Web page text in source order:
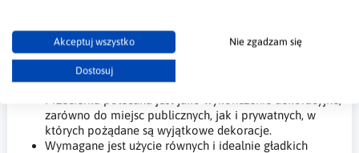
Akceptuj wszystko Nie zgadzam się
Dostosuj
retencję kurzu.
Zastosowanie Pearl:
zarówno do miejsc publicznych, jak i prywatnych, w
których pożądane są wyjątkowe dekoracje.
Wymagane jest użycie równych i idealnie gładkich